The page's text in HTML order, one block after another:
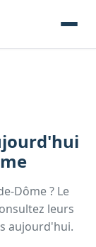
Dôme? Le
leurs
aujourd'hui.